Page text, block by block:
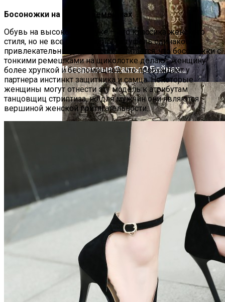
Женская Зимняя Обувь: 5 Стильных
Моделей, За Которыми
Выстраиваются В Очереди
Интересные Факты О Войнах…
Самая Известная Охота На Ведьм В
Истории: Как Проходил Салемский
Процесс
Босоножки на тонких ремешках
Обувь на высоком каблуке — это классика женского
стиля, но не все разновидности туфель одинаково
привлекательны для мужчин. Считается, что босоножки с
тонкими ремешками на щиколотке делают женщину
более хрупкой и беспомощной, что пробуждает у
партнера инстинкт защитника и самца. Некоторые
женщины могут отнести эту модель к атрибутам
танцовщиц стриптиза, но для мужчин они являются
вершиной женской притягательности.